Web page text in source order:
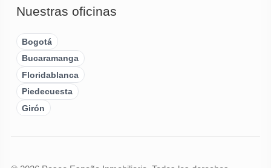
Nuestras oficinas
Bogotá
Bucaramanga
Floridablanca
Piedecuesta
Girón